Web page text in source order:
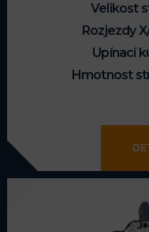
jednoduchému
CNC programování, a
frézaři, přinášejí tyto
a vysokou kvalitu
nacházejí široké
Velikost
Rozjezdy
Upínací
Hmotnost